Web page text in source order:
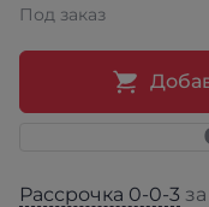
Под заказ
Рассрочка 0-0-3